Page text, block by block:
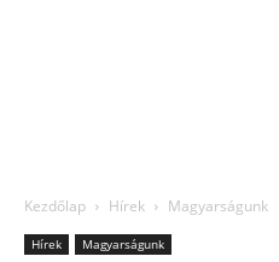
Kezdőlap Hírek Magyarságunk
Hírek Magyarságunk